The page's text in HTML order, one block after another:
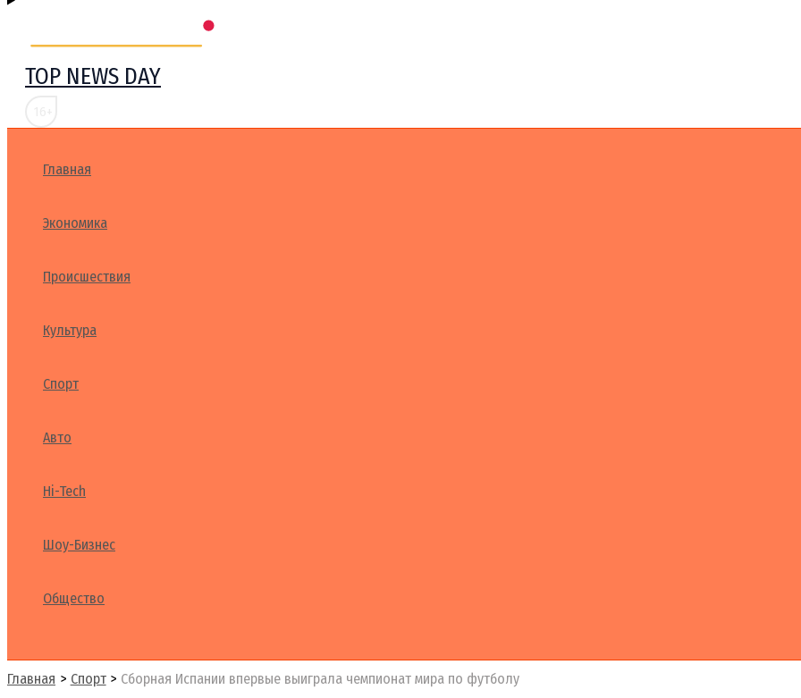
TOP NEWS DAY
Главная
Экономика
Происшествия
Культура
Спорт
Авто
Hi-Tech
Шоу-Бизнес
Общество
Главная Спорт Сборная Испании впервые выиграла чемпионат мира по футболу